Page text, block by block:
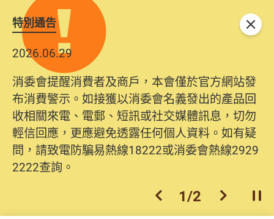
特別通告
2026.06.29
消委會提醒消費者及商戶，本會僅於官方網站發
布消費警示。如接獲以消委會名義發出的產品回
收相關來電、電郵、短訊或社交媒體訊息，切勿
輕信回應，更應避免透露任何個人資料。如有疑
問，請致電防騙易熱線18222或消委會熱線2929
2222查詢。
上一個
1/2 下一個開
關閉